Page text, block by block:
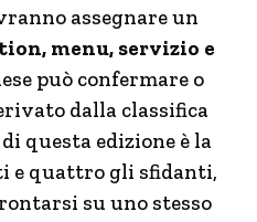
assegnare un
menu, servizio e
può confermare o
dalla classifica
questa edizione è la
e quattro gli sfidanti,
su uno stesso